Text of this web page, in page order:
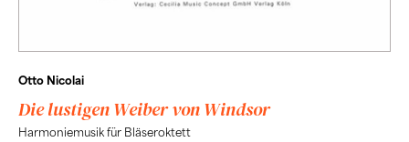
Otto Nicolai
Die lustigen Weiber von Windsor
Harmoniemusik für Bläseroktett